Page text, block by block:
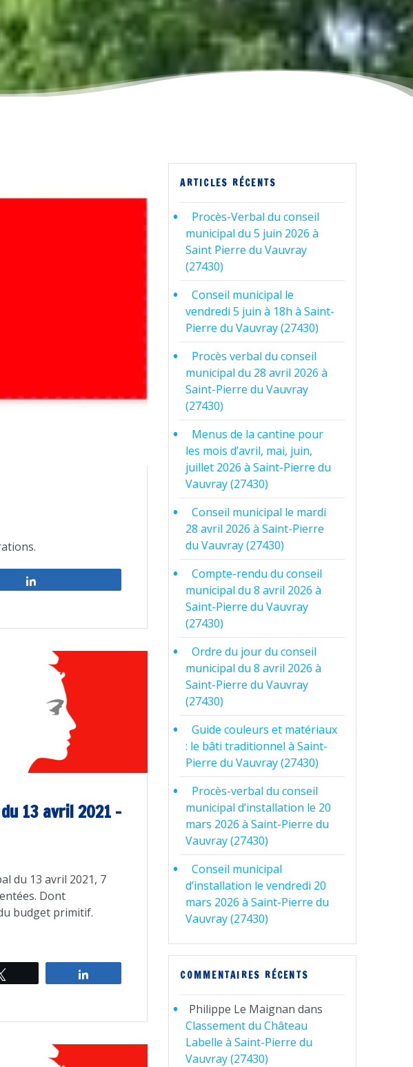
13 avril 2021 –
du 13 avril 2021, 7
Dont
budget primitif.
ARTICLES RÉCENTS
Procès-Verbal du conseil
municipal du 5 juin 2026 à
Saint Pierre du Vauvray
(27430)
Conseil municipal le
vendredi 5 juin à 18h à Saint-
Pierre du Vauvray (27430)
Procès verbal du conseil
municipal du 28 avril 2026 à
Saint-Pierre du Vauvray
(27430)
Menus de la cantine pour
les mois d’avril, mai, juin,
juillet 2026 à Saint-Pierre du
Vauvray (27430)
Conseil municipal le mardi
28 avril 2026 à Saint-Pierre
du Vauvray (27430)
Compte-rendu du conseil
municipal du 8 avril 2026 à
Saint-Pierre du Vauvray
(27430)
Ordre du jour du conseil
municipal du 8 avril 2026 à
Saint-Pierre du Vauvray
(27430)
Guide couleurs et matériaux
: le bâti traditionnel à Saint-
Pierre du Vauvray (27430)
Procès-verbal du conseil
municipal d’installation le 20
mars 2026 à Saint-Pierre du
Vauvray (27430)
Conseil municipal
d’installation le vendredi 20
mars 2026 à Saint-Pierre du
Vauvray (27430)
COMMENTAIRES RÉCENTS
Philippe Le Maignan dans
Classement du Château
Labelle à Saint-Pierre du
Vauvray (27430)